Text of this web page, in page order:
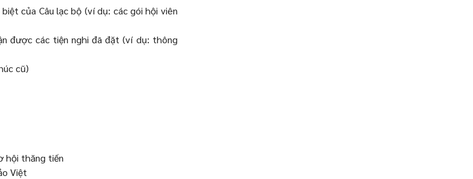
của Câu lạc bộ (ví dụ: các gói hội viên
được các tiện nghi đã đặt (ví dụ: thông
cũ)
hội thăng tiến
Việt